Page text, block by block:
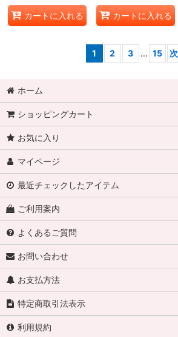
カートに入れる カートに入れる
1 2 3 ... 15 次
ホーム
ショッピングカート
お気に入り
マイページ
最近チェックしたアイテム
ご利用案内
よくあるご質問
お問い合わせ
お支払方法
特定商取引法表示
利用規約